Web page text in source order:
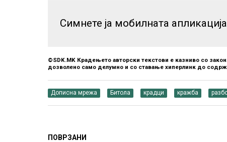
Симнете ја мобилната апликација
©SDK.MK Крадењето авторски текстови е казниво со
дозволено само делумно и со ставање хиперлинк до
Дописна мрежа Битола крадци кражба
ПОВРЗАНИ